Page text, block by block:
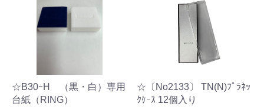
☆B30ｰH （黒・白）専用
台紙（RING）
☆〔No2133〕 TN(N)ﾌﾟﾗﾈｯ
ｸｹｰｽ 12個入り